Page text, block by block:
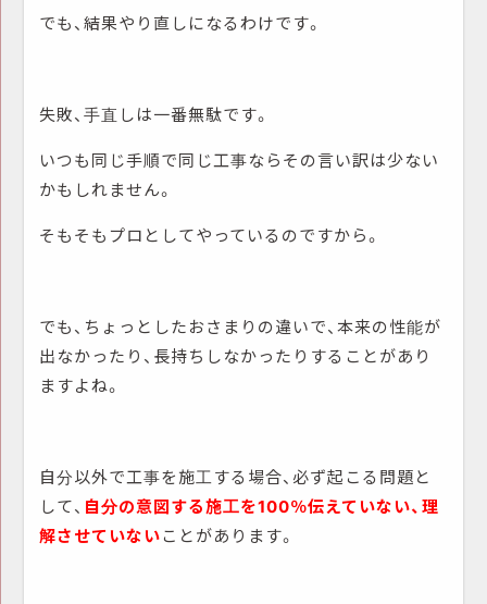
でも、結果やり直しになるわけです。
失敗、手直しは一番無駄です。
いつも同じ手順で同じ工事ならその言い訳は少ない
かもしれません。
そもそもプロとしてやっているのですから。
でも、ちょっとしたおさまりの違いで、本来の性能が
出なかったり、長持ちしなかったりすることがあり
ますよね。
自分以外で工事を施工する場合、必ず起こる問題と
して、 自分の意図する施工を100％伝えていない、理
解させていないことがあります。